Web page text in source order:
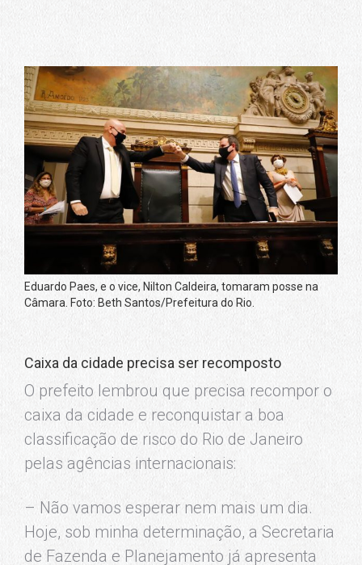
Eduardo Paes, e o vice, Nilton Caldeira, tomaram posse na
Câmara. Foto: Beth Santos/Prefeitura do Rio.
Caixa da cidade precisa ser recomposto
O prefeito lembrou que precisa recompor o
caixa da cidade e reconquistar a boa
classificação de risco do Rio de Janeiro
pelas agências internacionais:
– Não vamos esperar nem mais um dia.
Hoje, sob minha determinação, a Secretaria
de Fazenda e Planejamento já apresenta